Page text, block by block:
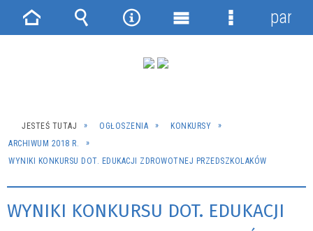
JESTEŚ TUTAJ OGŁOSZENIA
KONKURSY
ARCHIWUM 2018 R.
WYNIKI KONKURSU DOT. EDUKACJI ZDROWOTNEJ PRZEDSZKOLAKÓW
WYNIKI KONKURSU DOT. EDUKACJI
Strona Wyszukiwarka
NarzędziaMenu
Menu
panel